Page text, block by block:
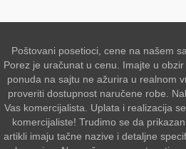
Poštovani posetioci, cene na našem
Porez je uračunat u cenu. Imajte u
ponuda na sajtu ne ažurira u realnom
proveriti dostupnost naručene robe.
Vas komercijalista. Uplata i realizacija
komercijaliste! Trudimo se da
artikli imaju tačne nazive i detaljne